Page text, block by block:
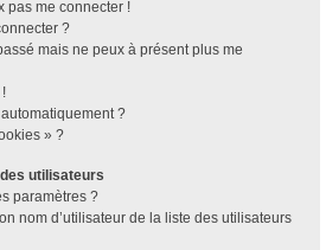
pas me connecter !
?
mais ne peux à présent plus me
?
» ?
utilisateurs
paramètres ?
nom d’utilisateur de la liste des utilisateurs